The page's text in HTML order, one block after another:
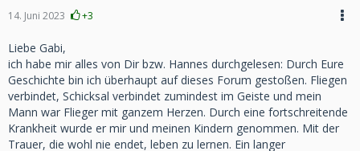
14. Juni 2023 +3
Liebe Gabi,
ich habe mir alles von Dir bzw. Hannes durchgelesen: Durch Eure
Geschichte bin ich überhaupt auf dieses Forum gestoßen. Fliegen
verbindet, Schicksal verbindet zumindest im Geiste und mein
Mann war Flieger mit ganzem Herzen. Durch eine fortschreitende
Krankheit wurde er mir und meinen Kindern genommen. Mit der
Trauer, die wohl nie endet, leben zu lernen. Ein langer